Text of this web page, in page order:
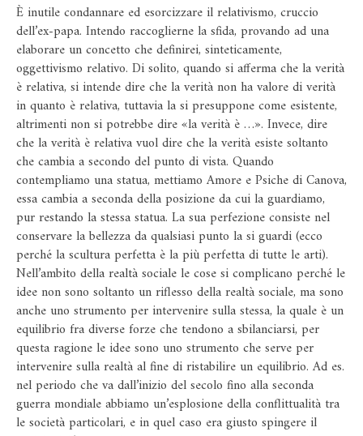
È inutile condannare ed esorcizzare il relativismo, cruccio
dell’ex-papa. Intendo raccoglierne la sfida, provando ad una
elaborare un concetto che definirei, sinteticamente,
oggettivismo relativo. Di solito, quando si afferma che la verità
è relativa, si intende dire che la verità non ha valore di verità
in quanto è relativa, tuttavia la si presuppone come esistente,
altrimenti non si potrebbe dire «la verità è …». Invece, dire
che la verità è relativa vuol dire che la verità esiste soltanto
che cambia a secondo del punto di vista. Quando
contempliamo una statua, mettiamo Amore e Psiche di Canova,
essa cambia a seconda della posizione da cui la guardiamo,
pur restando la stessa statua. La sua perfezione consiste nel
conservare la bellezza da qualsiasi punto la si guardi (ecco
perché la scultura perfetta è la più perfetta di tutte le arti).
Nell’ambito della realtà sociale le cose si complicano perché le
idee non sono soltanto un riflesso della realtà sociale, ma sono
anche uno strumento per intervenire sulla stessa, la quale è un
equilibrio fra diverse forze che tendono a sbilanciarsi, per
questa ragione le idee sono uno strumento che serve per
intervenire sulla realtà al fine di ristabilire un equilibrio. Ad es.
nel periodo che va dall’inizio del secolo fino alla seconda
guerra mondiale abbiamo un’esplosione della conflittualità tra
le società particolari, e in quel caso era giusto spingere il